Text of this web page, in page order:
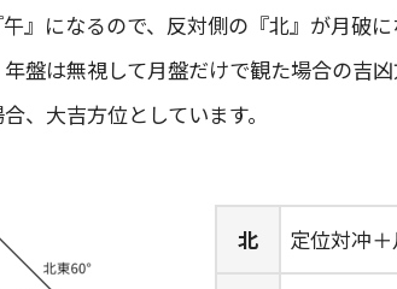
』になるので、反対側の『北』が月破に
盤は無視して月盤だけで観た場合の吉凶
、大吉方位としています。
北 定位対冲